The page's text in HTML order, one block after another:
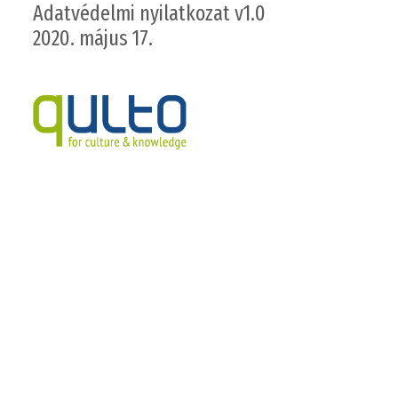
Adatvédelmi nyilatkozat v1.0
2020. május 17.